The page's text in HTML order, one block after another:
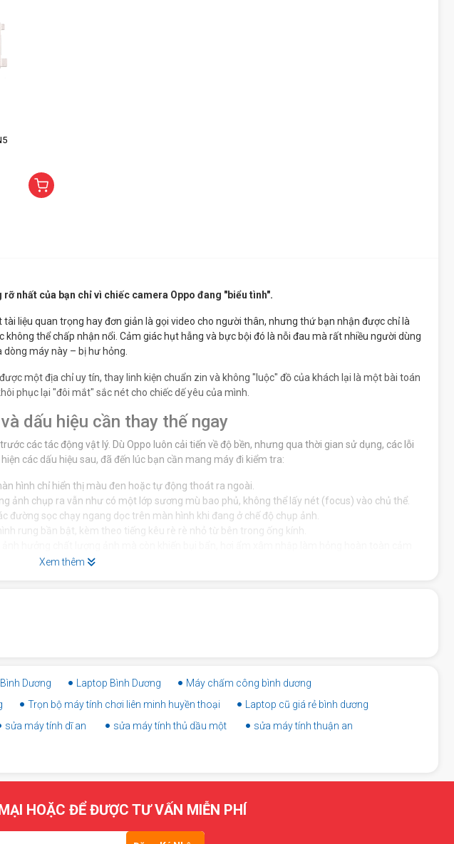
nhất của bạn chỉ vì chiếc camera Oppo đang "biểu tình".
liệu quan trọng hay đơn giản là gọi video cho người thân, nhưng thứ bạn nhận được chỉ là
thể chấp nhận nổi. Cảm giác hụt hẫng và bực bội đó là nỗi đau mà rất nhiều người dùng
máy này – bị hư hỏng.
một địa chỉ uy tín, thay linh kiện chuẩn zin và không "luộc" đồ của khách lại là một bài toán
phục lại "đôi mắt" sắc nét cho chiếc dế yêu của mình.
dấu hiệu cần thay thế ngay
các tác động vật lý. Dù Oppo luôn cải tiến về độ bền, nhưng qua thời gian sử dụng, các lỗi
các dấu hiệu sau, đã đến lúc bạn cần mang máy đi kiểm tra:
hình chỉ hiển thị màu đen hoặc tự động thoát ra ngoài.
ảnh chụp ra vẫn như có một lớp sương mù bao phủ, không thể lấy nét (focus) vào chủ thể.
đường sọc chạy ngang dọc trên màn hình khi đang ở chế độ chụp ảnh.
rung bần bật, kèm theo tiếng kêu rè rè nhỏ từ bên trong ống kính.
Xem thêm
Dương Laptop Bình Dương
Máy chấm công bình dương
Trọn bộ máy tính chơi liên minh huyền thoại
Laptop cũ giá rẻ bình dương
sửa máy tính dĩ an sửa máy tính thủ dầu một
sửa máy tính thuận an
HOẶC ĐỂ ĐƯỢC TƯ VẤN MIỄN PHÍ